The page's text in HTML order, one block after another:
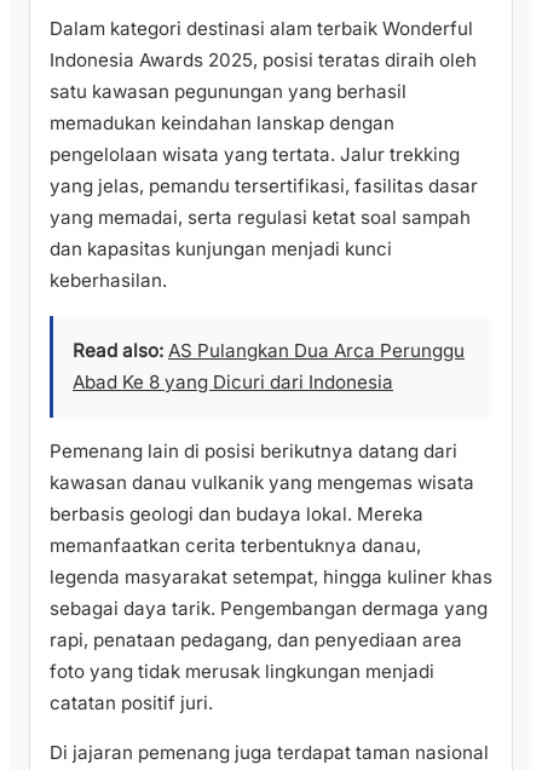
Dalam kategori destinasi alam terbaik Wonderful
Indonesia Awards 2025, posisi teratas diraih oleh
satu kawasan pegunungan yang berhasil
memadukan keindahan lanskap dengan
pengelolaan wisata yang tertata. Jalur trekking
yang jelas, pemandu tersertifikasi, fasilitas dasar
yang memadai, serta regulasi ketat soal sampah
dan kapasitas kunjungan menjadi kunci
keberhasilan.
Read also: AS Pulangkan Dua Arca Perunggu
Abad Ke 8 yang Dicuri dari Indonesia
Pemenang lain di posisi berikutnya datang dari
kawasan danau vulkanik yang mengemas wisata
berbasis geologi dan budaya lokal. Mereka
memanfaatkan cerita terbentuknya danau,
legenda masyarakat setempat, hingga kuliner khas
sebagai daya tarik. Pengembangan dermaga yang
rapi, penataan pedagang, dan penyediaan area
foto yang tidak merusak lingkungan menjadi
catatan positif juri.
Di jajaran pemenang juga terdapat taman nasional